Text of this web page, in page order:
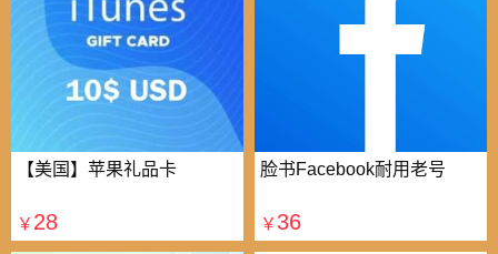
【美国】苹果礼品卡
￥ 28
脸书Facebook耐用老号
￥ 36